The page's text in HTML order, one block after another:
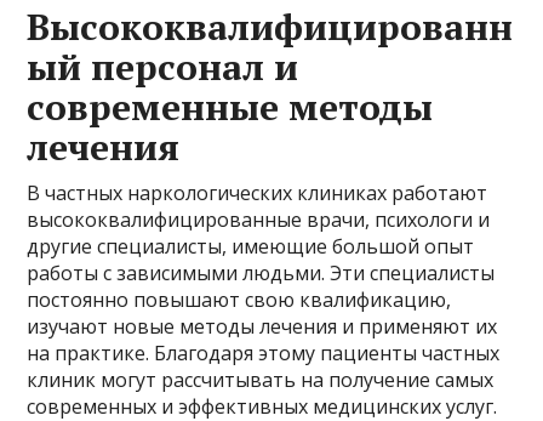
Высококвалифицированн
ый персонал и
современные методы
лечения
В частных наркологических клиниках работают
высококвалифицированные врачи, психологи и
другие специалисты, имеющие большой опыт
работы с зависимыми людьми. Эти специалисты
постоянно повышают свою квалификацию,
изучают новые методы лечения и применяют их
на практике. Благодаря этому пациенты частных
клиник могут рассчитывать на получение самых
современных и эффективных медицинских услуг.